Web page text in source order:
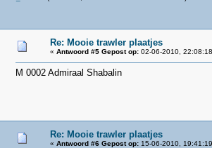
Re: Mooie trawler plaatjes
« Antwoord #5 Gepost op: 02-06-2010,
M 0002 Admiraal Shabalin
Re: Mooie trawler plaatjes
« Antwoord #6 Gepost op: 15-06-2010,